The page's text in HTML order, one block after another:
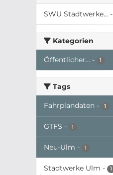
SWU Stadtwerke... -
Kategorien
Öffentlicher... - 1
Tags
Fahrplandaten - 1
GTFS - 1
Neu-Ulm - 1
Stadtwerke Ulm - 1